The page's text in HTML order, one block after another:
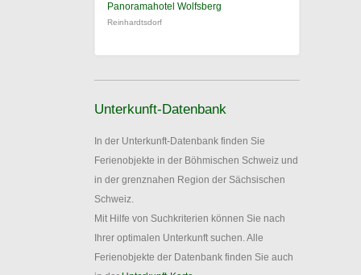
Panoramahotel Wolfsberg
Reinhardtsdorf
Unterkunft-Datenbank
In der Unterkunft-Datenbank finden Sie
Ferienobjekte in der Böhmischen Schweiz und
in der grenznahen Region der Sächsischen
Schweiz.
Mit Hilfe von Suchkriterien können Sie nach
Ihrer optimalen Unterkunft suchen. Alle
Ferienobjekte der Datenbank finden Sie auch